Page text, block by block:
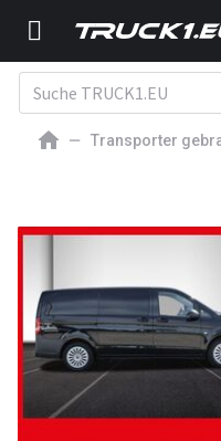
Transporter